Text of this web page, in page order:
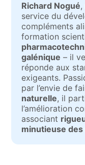
Richard Nogué,
service du
compléments
formation
galénique – il
réponde aux
exigeants.
par l’envie de
naturelle, il
l’amélioration
associant
minutieuse